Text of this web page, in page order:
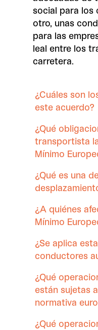
social para los
otro, unas
para las
leal entre los
carretera.
¿Cuáles son
este acuerdo?
¿Qué
transportista
Mínimo
¿Qué es una
¿A quiénes
Mínimo
¿Se aplica
conductores
¿Qué
están sujetas
normativa
¿Qué